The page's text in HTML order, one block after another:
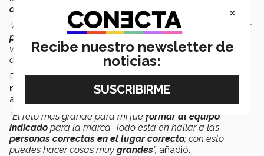
desde el principio.
“Asegúrense de que lo que están haciendo
tiene un valor
para las personas.Si es así, los retos y problemas que
vayan surgiendo van aresolverloscon menos
dificultades”,
compartió.
Por otro lado, para el egresado uno de losprincipales
retos
que enfrentó fue elconformar al equipo
adecuado para el desarrollo de
“El reto más grande para mí fue formar al equipo
indicado para la marca. Todo está en hallar a las
personas correctas en el lugar correcto; con esto
puedes hacer cosas muy grandes”, añadió.
×
Recibe nuestro newsletter de
noticias: